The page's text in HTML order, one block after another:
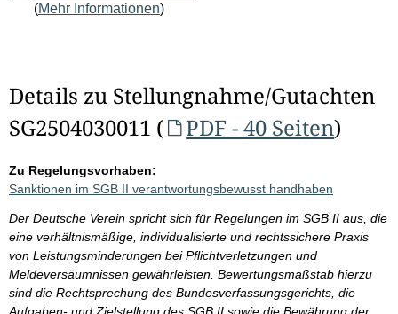
(Mehr Informationen)
Details zu Stellungnahme/Gutachten
SG2504030011 (
PDF - 40 Seiten)
Zu Regelungsvorhaben:
Sanktionen im SGB II verantwortungsbewusst handhaben
Der Deutsche Verein spricht sich für Regelungen im SGB II aus, die
eine verhältnismäßige, individualisierte und rechtssichere Praxis
von Leistungsminderungen bei Pflichtverletzungen und
Meldeversäumnissen gewährleisten. Bewertungsmaßstab hierzu
sind die Rechtsprechung des Bundesverfassungsgerichts, die